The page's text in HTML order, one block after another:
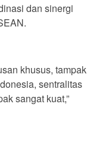
dan sinergi
khusus, tampak
sentralitas
sangat kuat,”